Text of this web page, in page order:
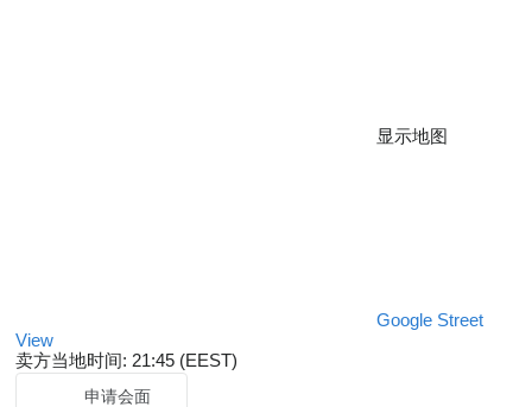
显示地图
Google Street
View
卖方当地时间: 21:45 (EEST)
申请会面